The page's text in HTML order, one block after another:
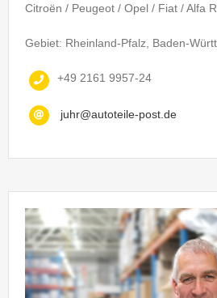
Citroën / Peugeot / Opel / Fiat / Alfa
Gebiet: Rheinland-Pfalz, Baden-
+49 2161 9957-24
juhr@autoteile-post.de